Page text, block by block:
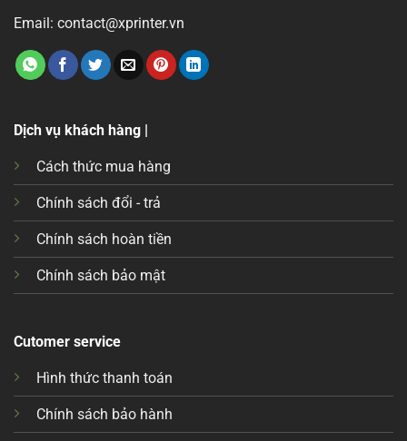
Email: contact@xprinter.vn
Dịch vụ khách hàng |
Cách thức mua hàng
Chính sách đổi - trả
Chính sách hoàn tiền
Chính sách bảo mật
Cutomer service
Hình thức thanh toán
Chính sách bảo hành